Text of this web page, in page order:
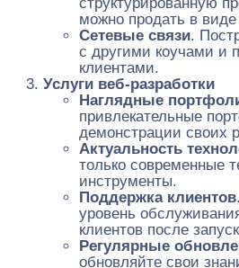
структурированную
можно продать в виде
Сетевые связи.
с другими коучами и
клиентами.
Услуги веб-разработки
Наглядные
привлекательные
демонстрации своих
Актуальность
только современные
инструменты.
Поддержка клиентов
уровень
клиентов после
Регулярные
обновляйте свои